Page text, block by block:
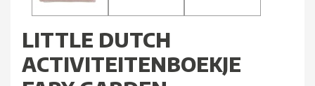
LITTLE DUTCH
ACTIVITEITENBOEKJE